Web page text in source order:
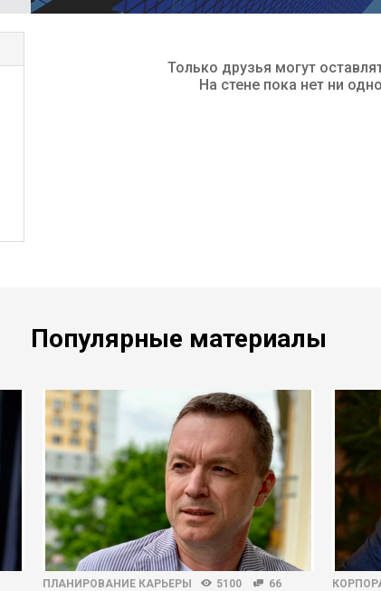
Только друзья могут
На стене пока нет ни
Популярные материалы
ПЛАНИРОВАНИЕ КАРЬЕРЫ 5100 66